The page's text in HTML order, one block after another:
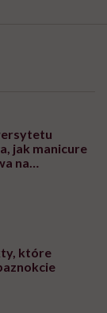
jak manicure
na
które